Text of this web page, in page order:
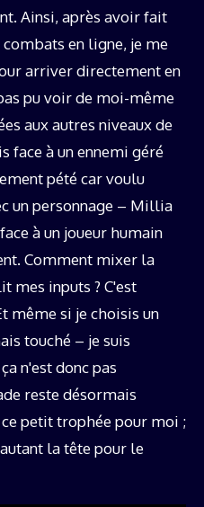
Ainsi, après avoir fait
en ligne, je me
arriver directement en
pu voir de moi-même
aux autres niveaux de
face à un ennemi géré
pété car voulu
un personnage – Millia
à un joueur humain
Comment mixer la
mes inputs ? C'est
même si je choisis un
touché – je suis
n'est donc pas
reste désormais
petit trophée pour moi ;
la tête pour le